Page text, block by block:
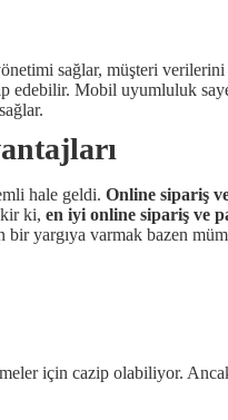
sağlar, müşteri
edebilir. Mobil uyumluluk
hale geldi. Online sipariş
ki, en iyi online sipariş ve
bir yargıya varmak bazen
için cazip olabiliyor.